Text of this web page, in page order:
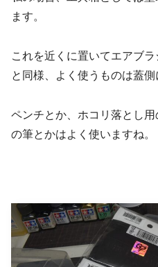
ます。
これを近くに置いてエアブ
と同様、よく使うものは蓋側
ペンチとか、ホコリ落とし
の筆とかはよく使いますね。